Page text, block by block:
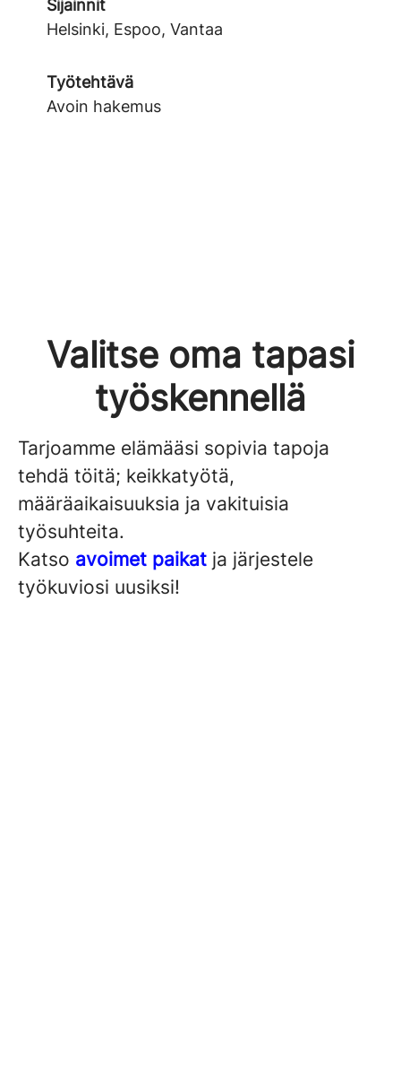
Sijainnit
Helsinki, Espoo, Vantaa
Työtehtävä
Avoin hakemus
Valitse oma tapasi
työskennellä
Tarjoamme elämääsi sopivia tapoja
tehdä töitä; keikkatyötä,
määräaikaisuuksia ja vakituisia
työsuhteita.
Katso avoimet paikat ja järjestele
työkuviosi uusiksi!